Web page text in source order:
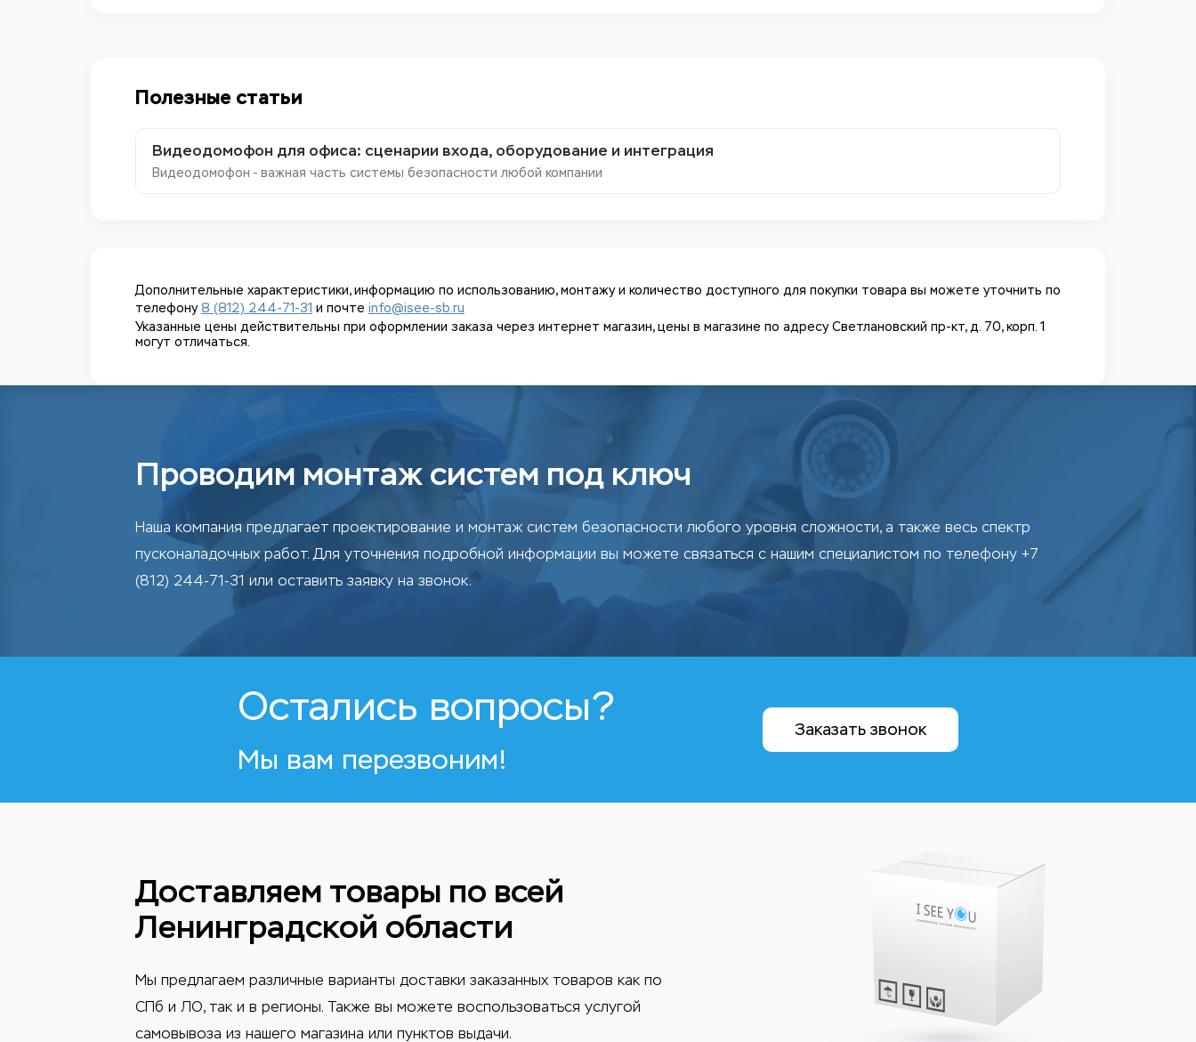
Полезные статьи
Видеодомофон для офиса: сценарии входа, оборудование и интеграция
Видеодомофон - важная часть системы безопасности любой компании
Дополнительные характеристики, информацию по использованию, монтажу и количество доступного для покупки товара вы можете уточнить по
телефону8 (812) 244-71-31 и почте info@isee-sb.ru
Указанные цены действительны при оформлении заказа через интернет магазин, цены в магазине по адресу Светлановский пр-кт, д. 70, корп. 1
могут отличаться.
Проводим монтаж систем под ключ
Наша компания предлагает проектирование и монтаж систем безопасности любого уровня сложности, а также весь спектр
пусконаладочных работ. Для уточнения подробной информации вы можете связаться с нашим специалистом по телефону +7
(812) 244-71-31 или оставить заявку на звонок.
Остались вопросы?
Мы вам перезвоним!
Заказать звонок
Доставляем товары по всей
Ленинградской области
Мы предлагаем различные варианты доставки заказанных товаров как по
СПб и ЛО, так и в регионы. Также вы можете воспользоваться услугой
самовывоза из нашего магазина или пунктов выдачи.